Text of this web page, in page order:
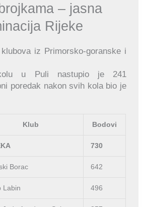
– jasna
Rijeke
iz Primorsko-goranske i
u Puli nastupio je 241
poredak nakon svih kola bio je
Klub Bodovi
730
Borac 642
Labin 496